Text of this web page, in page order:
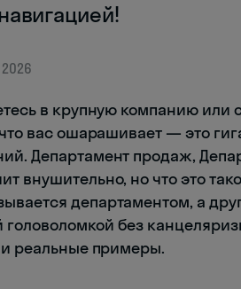
в крупную компанию или
вас ошарашивает — это
Департамент продаж,
внушительно, но что это
департаментом, а
головоломкой без
и реальные примеры.